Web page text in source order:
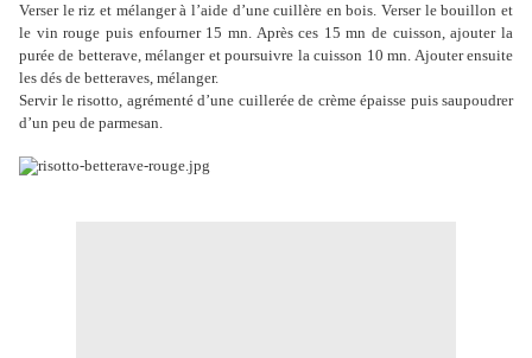
Verser le riz et mélanger à l’aide d’une cuillère en bois. Verser le bouillon et
le vin rouge puis enfourner 15 mn. Après ces 15 mn de cuisson, ajouter la
purée de betterave, mélanger et poursuivre la cuisson 10 mn. Ajouter ensuite
les dés de betteraves, mélanger.
Servir le risotto, agrémenté d’une cuillerée de crème épaisse puis saupoudrer
d’un peu de parmesan.